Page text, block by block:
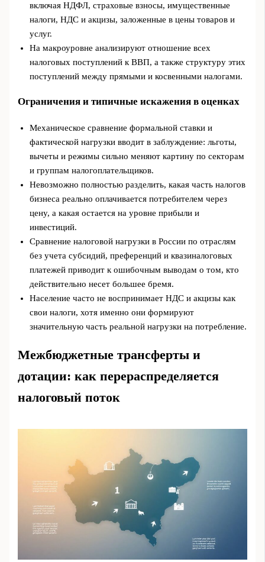
включая НДФЛ, страховые взносы, имущественные
налоги, НДС и акцизы, заложенные в цены товаров и
услуг.
На макроуровне анализируют отношение всех
налоговых поступлений к ВВП, а также структуру этих
поступлений между прямыми и косвенными налогами.
Ограничения и типичные искажения в оценках
Механическое сравнение формальной ставки и
фактической нагрузки вводит в заблуждение: льготы,
вычеты и режимы сильно меняют картину по секторам
и группам налогоплательщиков.
Невозможно полностью разделить, какая часть налогов
бизнеса реально оплачивается потребителем через
цену, а какая остается на уровне прибыли и
инвестиций.
Сравнение налоговой нагрузки в России по отраслям
без учета субсидий, преференций и квазиналоговых
платежей приводит к ошибочным выводам о том, кто
действительно несет большее бремя.
Население часто не воспринимает НДС и акцизы как
свои налоги, хотя именно они формируют
значительную часть реальной нагрузки на потребление.
Межбюджетные трансферты и
дотации: как перераспределяется
налоговый поток